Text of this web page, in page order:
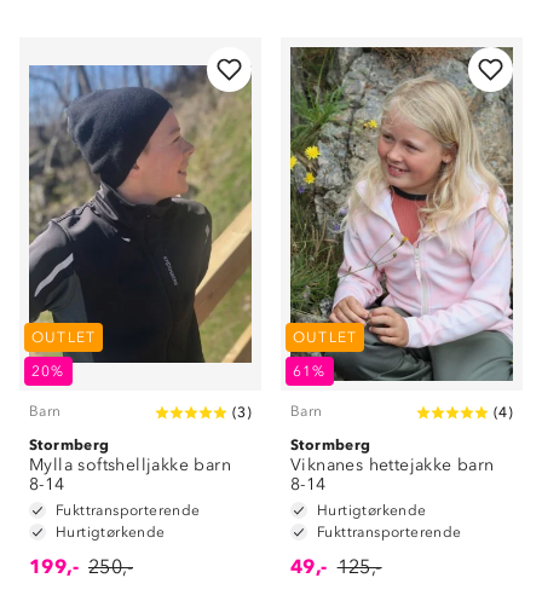
OUTLET
20%
Barn (3)
Stormberg
Mylla softshelljakke barn
8-14
Fukttransporterende
Hurtigtørkende
199,- 250,-
OUTLET
61%
Barn (4)
Stormberg
Viknanes hettejakke barn
8-14
Hurtigtørkende
Fukttransporterende
49,- 125,-